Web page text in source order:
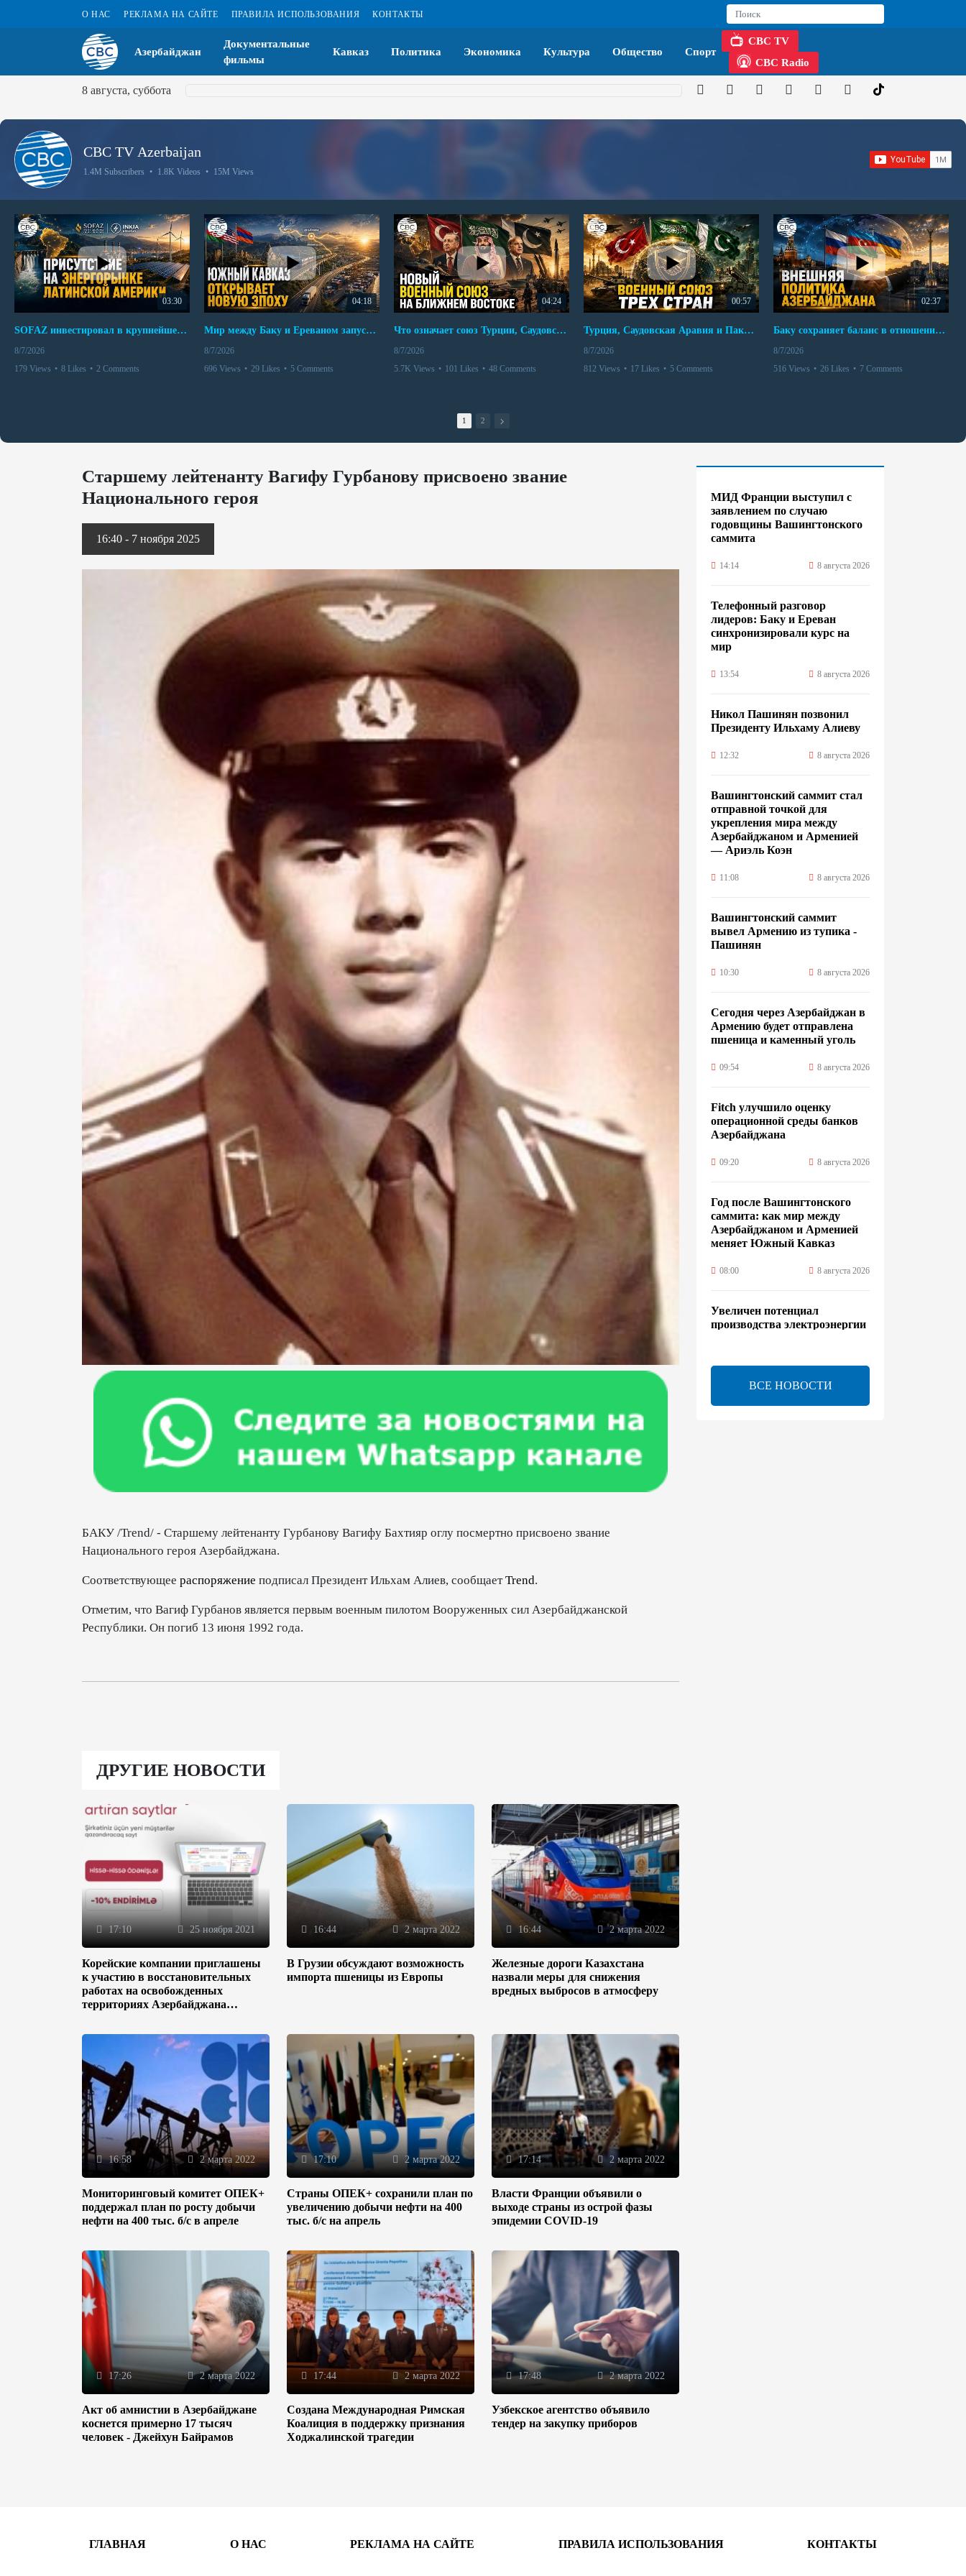
О НАС РЕКЛАМА НА САЙТЕ ПРАВИЛА ИСПОЛЬЗОВАНИЯ КОНТАКТЫ
Азербайджан
Документальные
фильмы
Кавказ Политика Экономика Культура Общество Спорт
CBC TV
CBC Radio
8 августа, суббота
CBC TV Azerbaijan
1.4M Subscribers • 1.8K Videos • 15M Views
03:30
SOFAZ инвестировал в крупнейшего независимого производителя электроэнергии Перу
8/7/2026
179 Views • 8 Likes • 2 Comments
04:18
Мир между Баку и Ереваном запускает крупные логистические проекты
8/7/2026
696 Views • 29 Likes • 5 Comments
04:24
Что означает союз Турции, Саудовской Аравии и Пакистана?
8/7/2026
5.7K Views • 101 Likes • 48 Comments
00:57
Турция, Саудовская Аравия и Пакистан подписали соглашение о совместной обороне
8/7/2026
812 Views • 17 Likes • 5 Comments
02:37
Баку сохраняет баланс в отношениях с Москвой и Киевом
8/7/2026
516 Views • 26 Likes • 7 Comments
1 2
Старшему лейтенанту Вагифу Гурбанову присвоено звание
Национального героя
16:40 - 7 ноября 2025
БАКУ /Trend/ - Старшему лейтенанту Гурбанову Вагифу Бахтияр оглу посмертно присвоено звание
Национального героя Азербайджана.
Соответствующее распоряжение подписал Президент Ильхам Алиев, сообщаетTrend.
Отметим, что Вагиф Гурбанов является первым военным пилотом Вооруженных сил Азербайджанской
Республики. Он погиб 13 июня 1992 года.
ДРУГИЕ НОВОСТИ
17:10 25 ноября 2021
Корейские компании приглашены
к участию в восстановительных
работах на освобожденных
территориях Азербайджана
16:44 2 марта 2022
В Грузии обсуждают возможность
импорта пшеницы из Европы
16:44 2 марта 2022
Железные дороги Казахстана
назвали меры для снижения
вредных выбросов в атмосферу
16:58 2 марта 2022
Мониторинговый комитет ОПЕК+
поддержал план по росту добычи
нефти на 400 тыс. б/с в апреле
17:10 2 марта 2022
Страны ОПЕК+ сохранили план по
увеличению добычи нефти на 400
тыс. б/с на апрель
17:14 2 марта 2022
Власти Франции объявили о
выходе страны из острой фазы
эпидемии COVID-19
17:26 2 марта 2022
Акт об амнистии в Азербайджане
коснется примерно 17 тысяч
человек - Джейхун Байрамов
17:44 2 марта 2022
Создана Международная Римская
Коалиция в поддержку признания
Ходжалинской трагедии
17:48 2 марта 2022
Узбекское агентство объявило
тендер на закупку приборов
МИД Франции выступил с
заявлением по случаю
годовщины Вашингтонского
саммита
14:14 8 августа 2026
Телефонный разговор
лидеров: Баку и Ереван
синхронизировали курс на
мир
13:54 8 августа 2026
Никол Пашинян позвонил
Президенту Ильхаму Алиеву
12:32 8 августа 2026
Вашингтонский саммит стал
отправной точкой для
укрепления мира между
Азербайджаном и Арменией
— Ариэль Коэн
11:08 8 августа 2026
Вашингтонский саммит
вывел Армению из тупика -
Пашинян
10:30 8 августа 2026
Сегодня через Азербайджан в
Армению будет отправлена
пшеница и каменный уголь
09:54 8 августа 2026
Fitch улучшило оценку
операционной среды банков
Азербайджана
09:20 8 августа 2026
Год после Вашингтонского
саммита: как мир между
Азербайджаном и Арменией
меняет Южный Кавказ
08:00 8 августа 2026
Увеличен потенциал
производства электроэнергии
00:44 8 августа 2026
Китайская компания Jiangsu
ВСЕ НОВОСТИ
ГЛАВНАЯ О НАС РЕКЛАМА НА САЙТЕ ПРАВИЛА ИСПОЛЬЗОВАНИЯ КОНТАКТЫ